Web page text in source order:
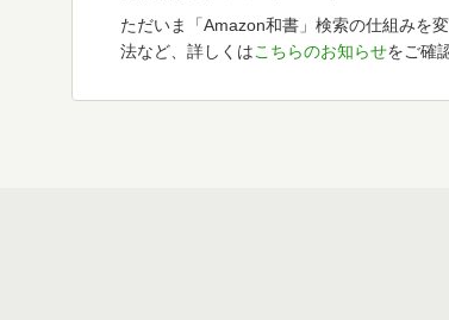
ただいま「Amazon和書」検索の仕組みを
法など、詳しくはこちらのお知らせをご確